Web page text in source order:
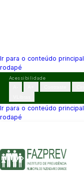
Ir para o conteúdo principal
rodapé
Pular
conteúdo
Acessibilidade
Ir para o conteúdo principal
rodapé